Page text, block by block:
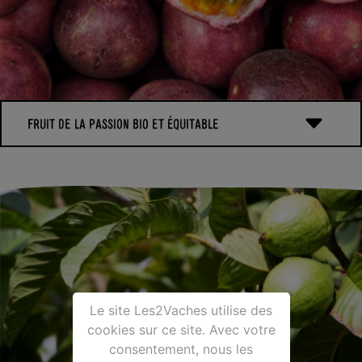
FRUIT DE LA PASSION BIO ET ÉQUITABLE
Madagascar.
Mois de floraison : septembre, décembre-janvier, février-mars
Récolte à la main : janvier, mars-avril, juin-juillet
Le site Les2Vaches utilise des
cookies sur ce site. Avec votre
consentement, nous les